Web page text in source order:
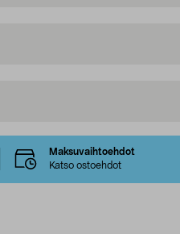
Maksuvaihtoehdot
Katso ostoehdot